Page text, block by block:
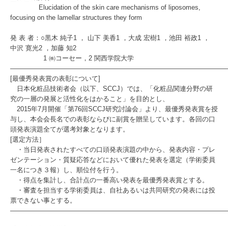
Elucidation of the skin care mechanisms of liposomes,
focusing on the lamellar structures they form
発 表 者：○黒木 純子1 ， 山下 美香1 ，大成 宏樹1 ，池田 裕政1 ，
中沢 寛光2 ，加藤 知2
1 ㈱コーセー，2 関西学院大学
[最優秀発表賞の表彰について]
日本化粧品技術者会（以下、SCCJ）では、「化粧品関連分野の研
究の一層の発展と活性化をはかること」を目的とし、
2015年7月開催「第76回SCCJ研究討論会」より、最優秀発表賞を授
与し、本会会長名での表彰ならびに副賞を贈呈しています。各回の口
頭発表演題全てが選考対象となります。
[選定方法］
・当日発表されたすべての口頭発表演題の中から、発表内容・プレ
ゼンテーション・質疑応答などにおいて優れた発表を選定（学術委員
一名につき３報）し、順位付を行う。
・得点を集計し、合計点の一番高い発表を最優秀発表賞とする。
・審査を担当する学術委員は、自社あるいは共同研究の発表には投
票できない事とする。